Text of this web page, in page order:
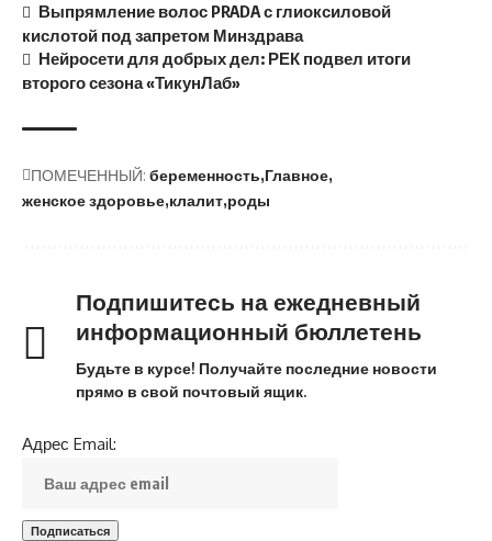
Выпрямление волос PRADA с глиоксиловой
кислотой под запретом Минздрава
Нейросети для добрых дел: РЕК подвел итоги
второго сезона «ТикунЛаб»
ПОМЕЧЕННЫЙ: беременность Главное
женское здоровье клалит роды
Подпишитесь на ежедневный
информационный бюллетень
Будьте в курсе! Получайте последние новости
прямо в свой почтовый ящик.
Адрес Email: